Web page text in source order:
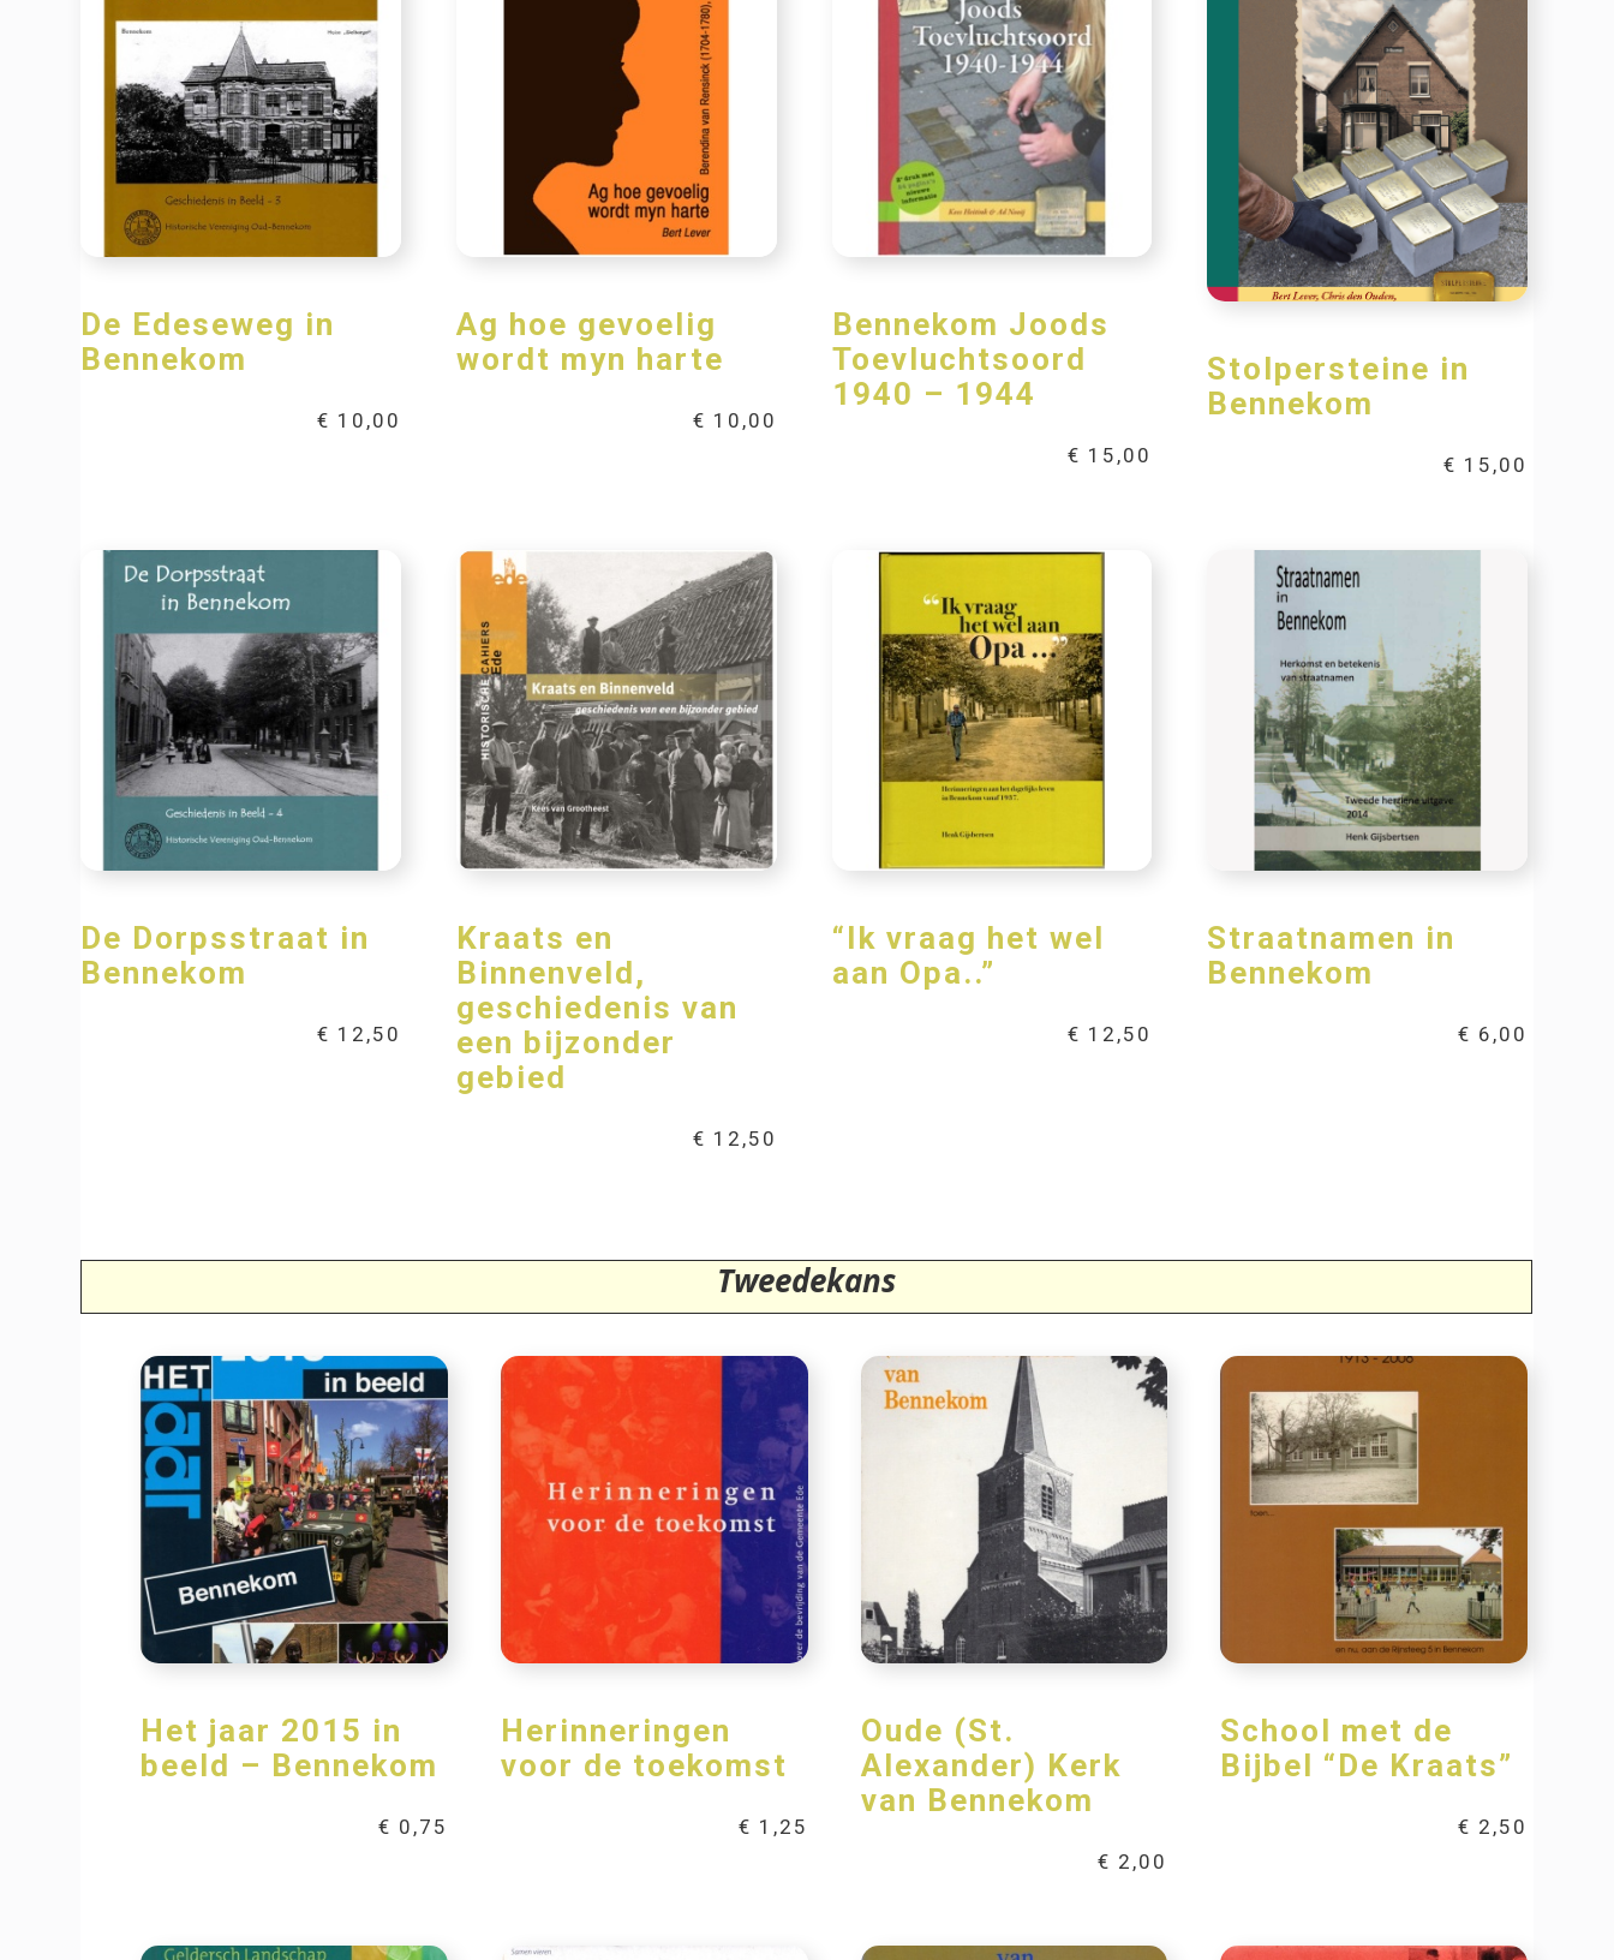
De Edeseweg in
Bennekom
€ 10,00
Ag hoe gevoelig
wordt myn harte
€ 10,00
Bennekom Joods
Toevluchtsoord
1940 – 1944
€ 15,00
Stolpersteine in
Bennekom
€ 15,00
De Dorpsstraat in
Bennekom
€ 12,50
Kraats en
Binnenveld,
geschiedenis van
een bijzonder
gebied
€ 12,50
“Ik vraag het wel
aan Opa..”
€ 12,50
Straatnamen in
Bennekom
€ 6,00
Tweedekans
Het jaar 2015 in
beeld – Bennekom
€ 0,75
Herinneringen
voor de toekomst
€ 1,25
Oude (St.
Alexander) Kerk
van Bennekom
€ 2,00
School met de
Bijbel “De Kraats”
€ 2,50